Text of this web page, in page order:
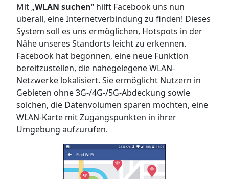
Mit „WLAN suchen“ hilft Facebook uns nun
überall, eine Internetverbindung zu finden! Dieses
System soll es uns ermöglichen, Hotspots in der
Nähe unseres Standorts leicht zu erkennen.
Facebook hat begonnen, eine neue Funktion
bereitzustellen, die nahegelegene WLAN-
Netzwerke lokalisiert. Sie ermöglicht Nutzern in
Gebieten ohne 3G-/4G-/5G-Abdeckung sowie
solchen, die Datenvolumen sparen möchten, eine
WLAN-Karte mit Zugangspunkten in ihrer
Umgebung aufzurufen.